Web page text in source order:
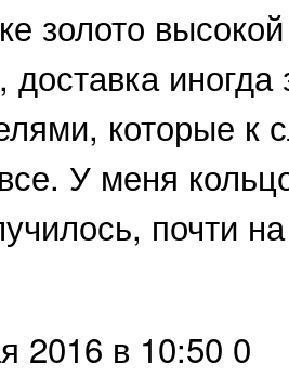
золото
иногда
которые к
У меня
почти
2016 в 10:50 0